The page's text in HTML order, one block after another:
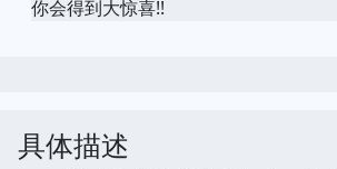
你会得到大惊喜!!
具体描述